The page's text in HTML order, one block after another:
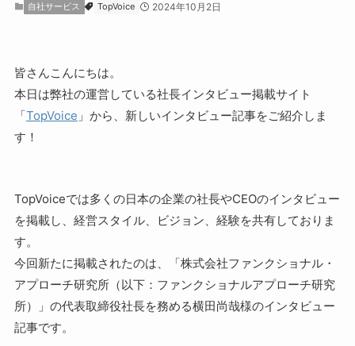
自社サービス TopVoice 2024年10月2日
皆さんこんにちは。
本日は弊社の運営している社長インタビュー掲載サイト
「TopVoice 」から、新しいインタビュー記事をご紹介しま
す！
TopVoiceでは多くの日本の企業の社長やCEOのインタビュー
を掲載し、経営スタイル、ビジョン、経験を共有しておりま
す。
今回新たに掲載されたのは、「株式会社ファンクショナル・
アプローチ研究所（以下：ファンクショナルアプローチ研究
所）」の代表取締役社長を務める横田尚哉様のインタビュー
記事です。